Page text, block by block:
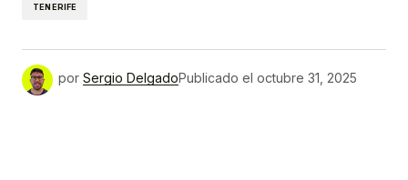
TENERIFE
por Sergio DelgadoPublicado el octubre 31, 2025